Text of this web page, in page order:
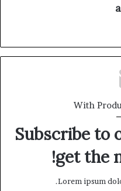
With
Subscribe to
get the
Lorem ipsum